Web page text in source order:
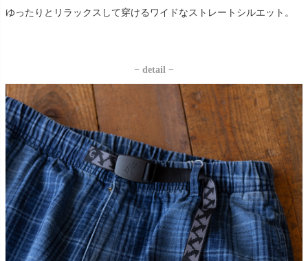
ゆったりとリラックスして穿けるワイドなストレートシルエット。
− detail −